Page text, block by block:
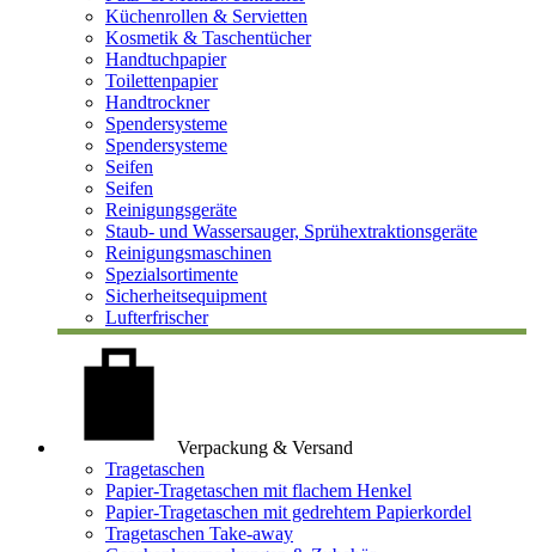
Küchenrollen & Servietten
Kosmetik & Taschentücher
Handtuchpapier
Toilettenpapier
Handtrockner
Spendersysteme
Spendersysteme
Seifen
Seifen
Reinigungsgeräte
Staub- und Wassersauger, Sprühextraktionsgeräte
Reinigungsmaschinen
Spezialsortimente
Sicherheitsequipment
Lufterfrischer
Verpackung & Versand
Tragetaschen
Papier-Tragetaschen mit flachem Henkel
Papier-Tragetaschen mit gedrehtem Papierkordel
Tragetaschen Take-away